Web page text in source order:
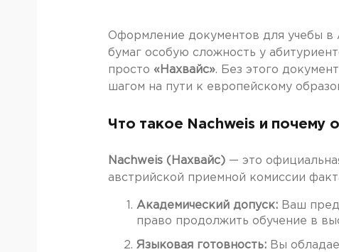
Оформление документов для учебы
бумаг особую сложность у
просто «Нахвайс». Без этого
шагом на пути к европейскому
Что такое Nachweis и почему
Nachweis (Нахвайс) — это
австрийской приемной комиссии
Академический допуск: Ваш
право продолжить обучение в
Языковая готовность: Вы